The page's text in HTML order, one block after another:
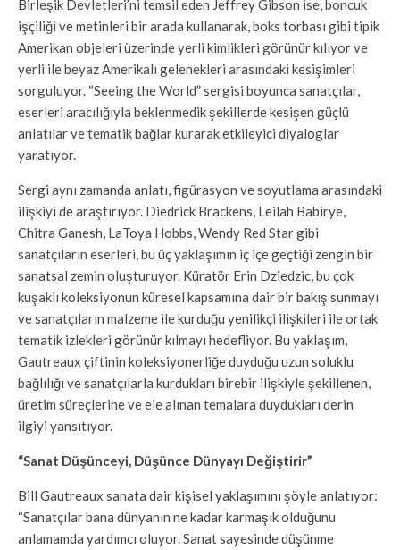
Birleşik Devletleri’ni temsil eden Jeffrey Gibson ise, boncuk
işçiliği ve metinleri bir arada kullanarak, boks torbası gibi tipik
Amerikan objeleri üzerinde yerli kimlikleri görünür kılıyor ve
yerli ile beyaz Amerikalı gelenekleri arasındaki kesişimleri
sorguluyor. “Seeing the World” sergisi boyunca sanatçılar,
eserleri aracılığıyla beklenmedik şekillerde kesişen güçlü
anlatılar ve tematik bağlar kurarak etkileyici diyaloglar
yaratıyor.
Sergi aynı zamanda anlatı, figürasyon ve soyutlama arasındaki
ilişkiyi de araştırıyor. Diedrick Brackens, Leilah Babirye,
Chitra Ganesh, LaToya Hobbs, Wendy Red Star gibi
sanatçıların eserleri, bu üç yaklaşımın iç içe geçtiği zengin bir
sanatsal zemin oluşturuyor. Küratör Erin Dziedzic, bu çok
kuşaklı koleksiyonun küresel kapsamına dair bir bakış sunmayı
ve sanatçıların malzeme ile kurduğu yenilikçi ilişkileri ile ortak
tematik izlekleri görünür kılmayı hedefliyor. Bu yaklaşım,
Gautreaux çiftinin koleksiyonerliğe duyduğu uzun soluklu
bağlılığı ve sanatçılarla kurdukları birebir ilişkiyle şekillenen,
üretim süreçlerine ve ele alınan temalara duydukları derin
ilgiyi yansıtıyor.
“Sanat Düşünceyi, Düşünce Dünyayı Değiştirir”
Bill Gautreaux sanata dair kişisel yaklaşımını şöyle anlatıyor:
“Sanatçılar bana dünyanın ne kadar karmaşık olduğunu
anlamamda yardımcı oluyor. Sanat sayesinde düşünme